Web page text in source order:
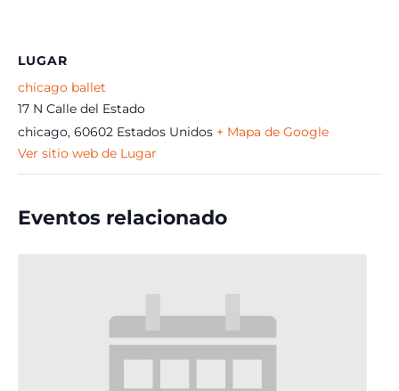
LUGAR
chicago ballet
17 N Calle del Estado
chicago, 60602 Estados Unidos + Mapa de Google
Ver sitio web de Lugar
Eventos relacionado